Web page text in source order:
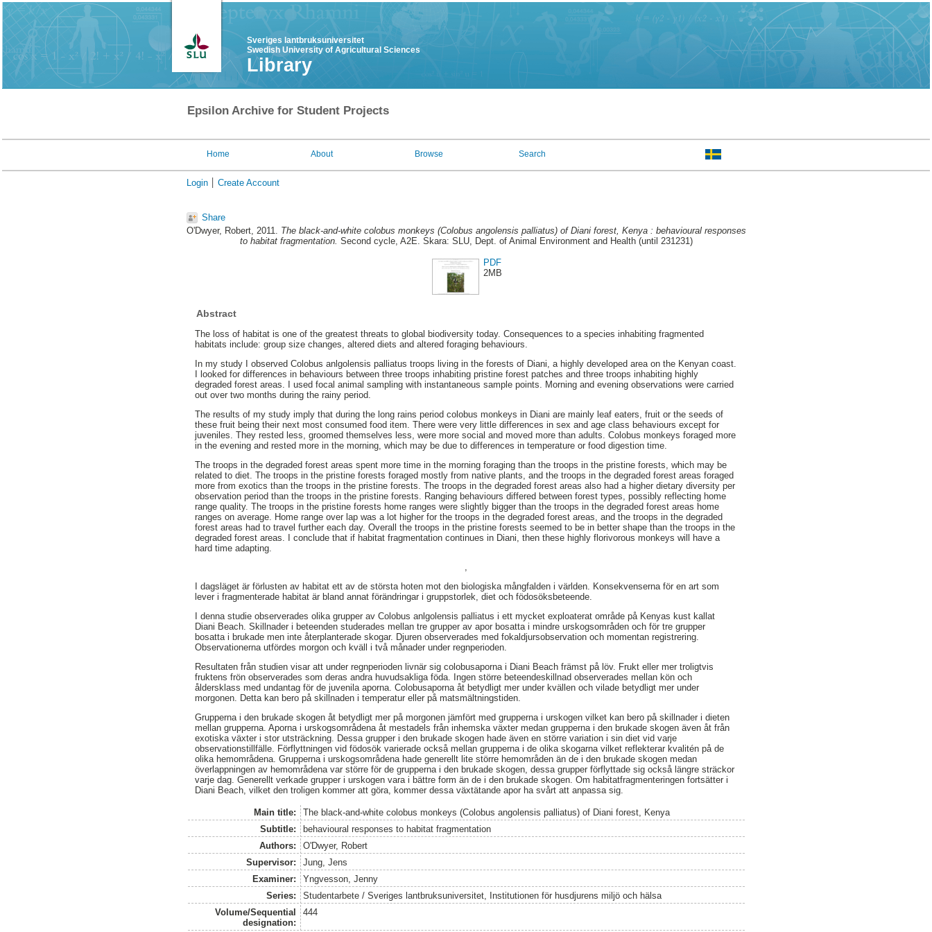
Sveriges lantbruksuniversitet
Swedish University of Agricultural Sciences
Library
Epsilon Archive for Student Projects
Home About Browse Search
Login Create Account
Share
O'Dwyer, Robert, 2011. The black-and-white colobus monkeys (Colobus angolensis palliatus) of Diani forest, Kenya : behavioural responses
to habitat fragmentation. Second cycle, A2E. Skara: SLU, Dept. of Animal Environment and Health (until 231231)
PDF
2MB
Abstract
The loss of habitat is one of the greatest threats to global biodiversity today. Consequences to a species inhabiting fragmented
habitats include: group size changes, altered diets and altered foraging behaviours.
In my study I observed Colobus anlgolensis palliatus troops living in the forests of Diani, a highly developed area on the Kenyan coast.
I looked for differences in behaviours between three troops inhabiting pristine forest patches and three troops inhabiting highly
degraded forest areas. I used focal animal sampling with instantaneous sample points. Morning and evening observations were carried
out over two months during the rainy period.
The results of my study imply that during the long rains period colobus monkeys in Diani are mainly leaf eaters, fruit or the seeds of
these fruit being their next most consumed food item. There were very little differences in sex and age class behaviours except for
juveniles. They rested less, groomed themselves less, were more social and moved more than adults. Colobus monkeys foraged more
in the evening and rested more in the morning, which may be due to differences in temperature or food digestion time.
The troops in the degraded forest areas spent more time in the morning foraging than the troops in the pristine forests, which may be
related to diet. The troops in the pristine forests foraged mostly from native plants, and the troops in the degraded forest areas foraged
more from exotics than the troops in the pristine forests. The troops in the degraded forest areas also had a higher dietary diversity per
observation period than the troops in the pristine forests. Ranging behaviours differed between forest types, possibly reflecting home
range quality. The troops in the pristine forests home ranges were slightly bigger than the troops in the degraded forest areas home
ranges on average. Home range over lap was a lot higher for the troops in the degraded forest areas, and the troops in the degraded
forest areas had to travel further each day. Overall the troops in the pristine forests seemed to be in better shape than the troops in the
degraded forest areas. I conclude that if habitat fragmentation continues in Diani, then these highly florivorous monkeys will have a
hard time adapting.
,
I dagsläget är förlusten av habitat ett av de största hoten mot den biologiska mångfalden i världen. Konsekvenserna för en art som
lever i fragmenterade habitat är bland annat förändringar i gruppstorlek, diet och födosöksbeteende.
I denna studie observerades olika grupper av Colobus anlgolensis palliatus i ett mycket exploaterat område på Kenyas kust kallat
Diani Beach. Skillnader i beteenden studerades mellan tre grupper av apor bosatta i mindre urskogsområden och för tre grupper
bosatta i brukade men inte återplanterade skogar. Djuren observerades med fokaldjursobservation och momentan registrering.
Observationerna utfördes morgon och kväll i två månader under regnperioden.
Resultaten från studien visar att under regnperioden livnär sig colobusaporna i Diani Beach främst på löv. Frukt eller mer troligtvis
fruktens frön observerades som deras andra huvudsakliga föda. Ingen större beteendeskillnad observerades mellan kön och
åldersklass med undantag för de juvenila aporna. Colobusaporna åt betydligt mer under kvällen och vilade betydligt mer under
morgonen. Detta kan bero på skillnaden i temperatur eller på matsmältningstiden.
Grupperna i den brukade skogen åt betydligt mer på morgonen jämfört med grupperna i urskogen vilket kan bero på skillnader i dieten
mellan grupperna. Aporna i urskogsområdena åt mestadels från inhemska växter medan grupperna i den brukade skogen även åt från
exotiska växter i stor utsträckning. Dessa grupper i den brukade skogen hade även en större variation i sin diet vid varje
observationstillfälle. Förflyttningen vid födosök varierade också mellan grupperna i de olika skogarna vilket reflekterar kvalitén på de
olika hemområdena. Grupperna i urskogsområdena hade generellt lite större hemområden än de i den brukade skogen medan
överlappningen av hemområdena var större för de grupperna i den brukade skogen, dessa grupper förflyttade sig också längre sträckor
varje dag. Generellt verkade grupper i urskogen vara i bättre form än de i den brukade skogen. Om habitatfragmenteringen fortsätter i
Diani Beach, vilket den troligen kommer att göra, kommer dessa växtätande apor ha svårt att anpassa sig.
Main title:
The black-and-white colobus monkeys (Colobus angolensis palliatus) of Diani forest, Kenya
Subtitle:
behavioural responses to habitat fragmentation
Authors:
O'Dwyer, Robert
Supervisor:
Jung, Jens
Examiner:
Yngvesson, Jenny
Series:
Studentarbete / Sveriges lantbruksuniversitet, Institutionen för husdjurens miljö och hälsa
Volume/Sequential
designation:
444